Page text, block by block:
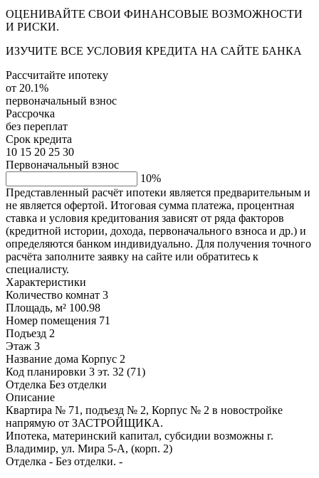
ОЦЕНИВАЙТЕ СВОИ ФИНАНСОВЫЕ ВОЗМОЖНОСТИ
И РИСКИ.
ИЗУЧИТЕ ВСЕ УСЛОВИЯ КРЕДИТА НА САЙТЕ БАНКА
Рассчитайте ипотеку
от 20.1%
первоначальный взнос
Рассрочка
без переплат
Срок кредита
10 15 20 25 30
Первоначальный взнос
10%
Представленный расчёт ипотеки является предварительным и
не является офертой. Итоговая сумма платежа, процентная
ставка и условия кредитования зависят от ряда факторов
(кредитной истории, дохода, первоначального взноса и др.) и
определяются банком индивидуально. Для получения точного
расчёта заполните заявку на сайте или обратитесь к
специалисту.
Характеристики
Количество комнат 3
Площадь, м² 100.98
Номер помещения 71
Подъезд 2
Этаж 3
Название дома Корпус 2
Код планировки 3 эт. 32 (71)
Отделка Без отделки
Описание
Квартира № 71, подъезд № 2, Корпус № 2 в новостройке
напрямую от ЗАСТРОЙЩИКА.
Ипотека, материнский капитал, субсидии возможны г.
Владимир, ул. Мира 5-А, (корп. 2)
Отделка - Без отделки. -